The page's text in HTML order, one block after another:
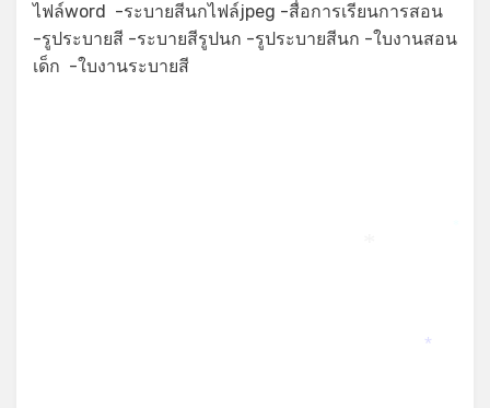
ไฟล์word -ระบายสีนกไฟล์jpeg -สื่อการเรียนการสอน
-รูประบายสี -ระบายสีรูปนก -รูประบายสีนก -ใบงานสอน
เด็ก -ใบงานระบายสี